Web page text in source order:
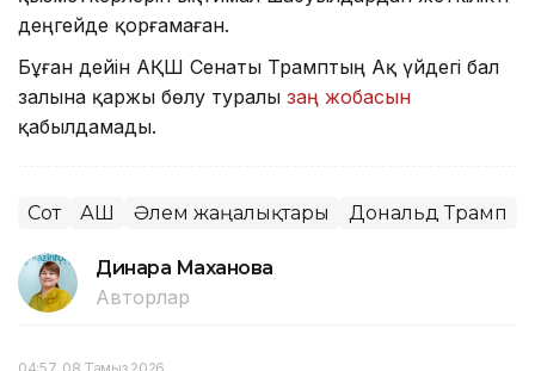
деңгейде қорғамаған.
Бұған дейін АҚШ Сенаты Трамптың Ақ үйдегі бал
залына қаржы бөлу туралы заң жобасын
қабылдамады.
Сот АҚШ Әлем жаңалықтары Дональд Трамп
Динара Маханова
Авторлар